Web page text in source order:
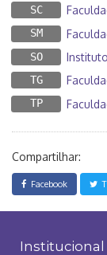
SC
SM
SO
TG
TP
Compartilhar:
Facebook
Institucional